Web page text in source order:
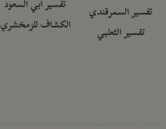
تفسير السمرقندي
تفسير الثعلبي
تفسير أبي السعود
الكشاف للزمخشري